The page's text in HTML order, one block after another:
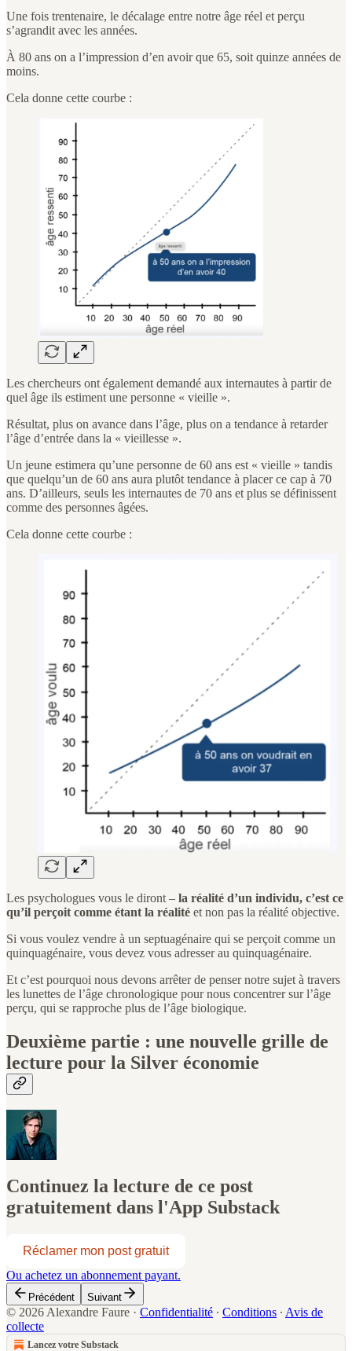
Une fois trentenaire, le décalage entre notre âge réel et perçu
s’agrandit avec les années.
À 80 ans on a l’impression d’en avoir que 65, soit quinze années de
moins.
Cela donne cette courbe :
Les chercheurs ont également demandé aux internautes à partir de
quel âge ils estiment une personne « vieille ».
Résultat, plus on avance dans l’âge, plus on a tendance à retarder
l’âge d’entrée dans la « vieillesse ».
Un jeune estimera qu’une personne de 60 ans est « vieille » tandis
que quelqu’un de 60 ans aura plutôt tendance à placer ce cap à 70
ans. D’ailleurs, seuls les internautes de 70 ans et plus se définissent
comme des personnes âgées.
Cela donne cette courbe :
Les psychologues vous le diront – la réalité d’un individu, c’est ce
qu’il perçoit comme étant la réalité et non pas la réalité objective.
Si vous voulez vendre à un septuagénaire qui se perçoit comme un
quinquagénaire, vous devez vous adresser au quinquagénaire.
Et c’est pourquoi nous devons arrêter de penser notre sujet à travers
les lunettes de l’âge chronologique pour nous concentrer sur l’âge
perçu, qui se rapproche plus de l’âge biologique.
Deuxième partie : une nouvelle grille de
lecture pour la Silver économie
Continuez la lecture de ce post
gratuitement dans l'App Substack
Réclamer mon post gratuit
Ou achetez un abonnement payant.
Précédent Suivant
© 2026 Alexandre Faure · Confidentialité ∙ Conditions ∙ Avis de
collecte
Lancez votre Substack